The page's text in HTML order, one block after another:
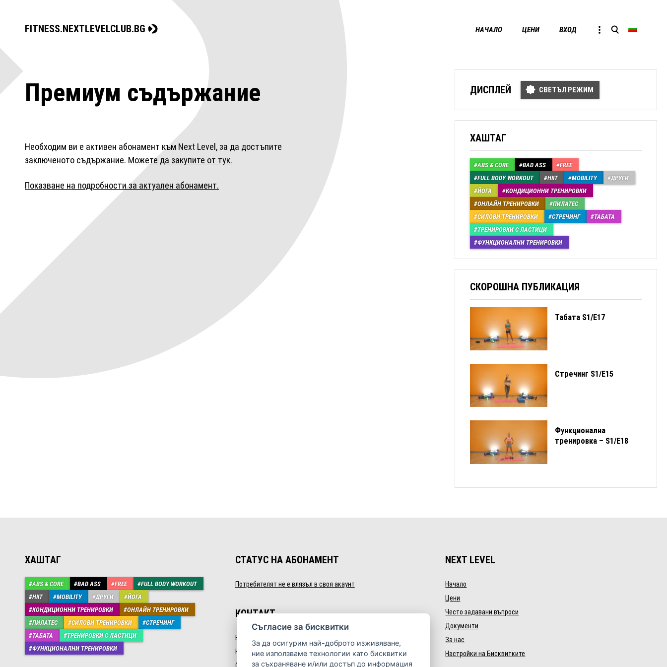
FITNESS.NEXTLEVELCLUB.BG НАЧАЛО ЦЕНИ ВХОД
Премиум съдържание
Необходим ви е активен абонамент към Next Level, за да достъпите
заключеното съдържание. Можете да закупите от тук.
Показване на подробности за актуален абонамент.
ДИСПЛЕЙ СВЕТЪЛ РЕЖИМ
ХАШТАГ
ABS & CORE BAD ASS
FREE
FULL BODY WORKOUT
HIIT MOBILITY
ДРУГИ
ЙОГА
КОНДИЦИОННИ ТРЕНИРОВКИ
ОНЛАЙН ТРЕНИРОВКИ
ПИЛАТЕС
СИЛОВИ ТРЕНИРОВКИ
СТРЕЧИНГ
ТАБАТА
ТРЕНИРОВКИ С ЛАСТИЦИ
ФУНКЦИОНАЛНИ ТРЕНИРОВКИ
СКОРОШНА ПУБЛИКАЦИЯ
Табата S1/Е17
Стречинг S1/Е15
Функционална
тренировка – S1/E18
ХАШТАГ
ABS & CORE BAD ASS FREE
FULL BODY WORKOUT
HIIT
MOBILITY ДРУГИ
ЙОГА
КОНДИЦИОННИ ТРЕНИРОВКИ
ОНЛАЙН ТРЕНИРОВКИ
ПИЛАТЕС
СИЛОВИ ТРЕНИРОВКИ
СТРЕЧИНГ
ТАБАТА
ТРЕНИРОВКИ С ЛАСТИЦИ
ФУНКЦИОНАЛНИ ТРЕНИРОВКИ
СТАТУС НА АБОНАМЕНТ
Потребителят не е влязъл в своя акаунт
КОНТАКТ
E:
Некст Левъл Фитнес ООД
София, бул. „Симеоновско шосе“ № 35, ет. 3
NEXT LEVEL
Начало
Цени
Често задавани въпроси
Документи
За нас
Настройки на Бисквитките
Cъгласие за бисквитки
За да осигурим най-доброто изживяване,
ние използваме технологии като бисквитки
за съхраняване и/или достъп до информация